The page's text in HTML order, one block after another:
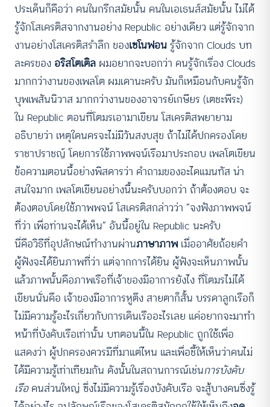
ประเด็นก็คือว่า คนในกรีกสมัยนั้น คนในเอเธนส์สมัยนั้น ไม่ได้
รู้จักโสเครติสจากงานอย่าง Republic อย่างเดียว แต่รู้จักจาก
งานอย่างโสเครติสรำลึก ของเซโนฟอนรู้จักจาก Clouds บท
ละครของ อริสโตเติล ผมอยากจะบอกว่า คนรู้จักเรื่อง Clouds
มากกว่างานของเพลโต ผมเดานะครับ มันก็เหมือนกับคนรู้จัก
บุพเพสันนิวาส มากกว่างานของอาจารย์เกษียร (เตชะพีระ)
ใน Republic ตอนที่โตมรเอามาเขียน โสเครติสพยายาม
อธิบายว่า เหตุใดนครจะไม่มีวันสงบสุข ถ้าไม่ได้ปกครองโดย
ราชาปราชญ์ โดยการใช้ภาพพจน์เรือมาประกอบ เพลโตเขียน
ข้อความตอนนี้อย่างพิสดารว่า คำถามของอะไดแมนทัส น่า
สนใจมาก เพลโตเขียนอย่างนี้นะครับบอกว่า ถ้าต้องตอบ จะ
ต้องตอบโดยใช้ภาพพจน์ โสเครติสกล่าวว่า “จงฟังภาพพจน์
ที่ว่า เพื่อท่านจะได้เห็น” อันนี้อยู่ใน Republic นะครับ
นี่คือวิธีที่อุปลักษณ์ทำงานผ่านภาษาภาพ เมื่ออาศัยถ้อยคำ
ผู้ฟังจะได้ยินภาพที่ว่า แต่จากการได้ยิน ผู้ฟังจะเห็นภาพนั้น
แล้วภาพนั้นคือภาพเรือที่เจ้าของมีอาการยังไง ที่โตมรไม่ได้
เขียนนั่นคือ เจ้าของมีอาการหูตึง สายตาก็สั้น บรรดาลูกเรือก็
ไม่มีความรู้อะไรเกี่ยวกับการเดินเรืออะไรเลย แค่อยากจะมาทำ
หน้าที่บังคับเรือเท่านั้น บทตอนนี้ใน Republic ถูกใช้เพื่อ
แสดงว่า ผู้ปกครองควรมีที่มาแต่ไหน และเพื่อชี้ให้เห็นว่าคนไม่
ได้มีความรู้เท่าเทียมกัน ดังนั้นในสถานการณ์เช่นการบังคับ
เรือคนส่วนใหญ่ ซึ่งไม่มีความรู้เรื่องบังคับเรือ จะสู้บางคนซึ่งรู้